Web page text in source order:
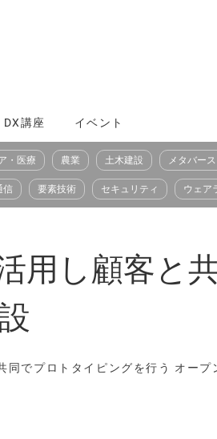
DX講座 イベント
・医療 農業 土木建設 メタバース
信 要素技術 セキュリティ ウェア
用し顧客と
同でプロトタイピングを行う オープ